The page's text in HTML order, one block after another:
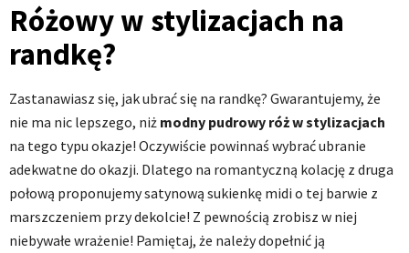
Różowy w stylizacjach na
randkę?
Zastanawiasz się, jak ubrać się na randkę? Gwarantujemy, że
nie ma nic lepszego, niż modny pudrowy róż w stylizacjach
na tego typu okazje! Oczywiście powinnaś wybrać ubranie
adekwatne do okazji. Dlatego na romantyczną kolację z druga
połową proponujemy satynową sukienkę midi o tej barwie z
marszczeniem przy dekolcie! Z pewnością zrobisz w niej
niebywałe wrażenie! Pamiętaj, że należy dopełnić ją